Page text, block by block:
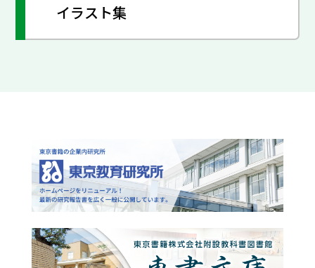
イラスト集